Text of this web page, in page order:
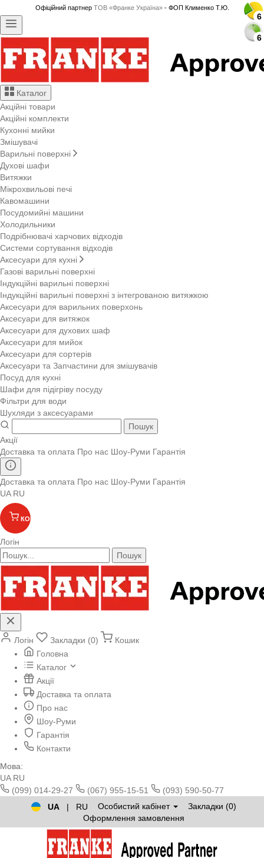
Офіційний партнер ТОВ «Франке Україна»- ФОП Клименко Т.Ю.
Каталог
Акційні товари
Акційні комплекти
Кухонні мийки
Змішувачі
Варильні поверхні
Духові шафи
Витяжки
Мікрохвильові печі
Кавомашини
Посудомийні машини
Холодильники
Подрібнювачі харчових відходів
Системи сортування відходів
Аксесуари для кухні
Газові варильні поверхні
Індукційні варильні поверхні
Індукційні варильні поверхні з інтегрованою витяжкою
Аксесуари для варильних поверхонь
Аксесуари для витяжок
Аксесуари для духових шаф
Аксесуари для мийок
Аксесуари для сортерів
Аксесуари та Запчастини для змішувачів
Посуд для кухні
Шафи для підігріву посуду
Фільтри для води
Шухляди з аксесуарами
Пошук
Акції
Доставка та оплата Про нас Шоу-Руми Гарантія
Доставка та оплата Про нас Шоу-Руми Гарантія
UA RU
КОШИК
Логін
Пошук
Логін Закладки (0)
Кошик
Головна
Каталог
Акції
Доставка та оплата
Про нас
Шоу-Руми
Гарантія
Контакти
Мова:
UA RU
(099) 014-29-27
(067) 955-15-51
(093) 590-50-77
UA
| RU Особистий кабінет
Закладки (0)
Оформлення замовлення
6
6
6
6
6
6
6
6
6
6
6
6
6
6
6
6
6
6
6
6
6
6
6
6
6
6
6
6